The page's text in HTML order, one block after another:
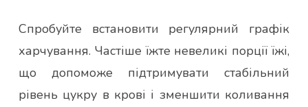
Спробуйте встановити регулярний графік
харчування. Частіше їжте невеликі порції їжі,
що допоможе підтримувати стабільний
рівень цукру в крові і зменшити коливання